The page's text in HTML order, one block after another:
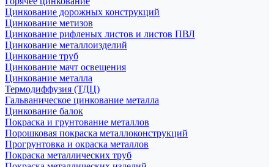
Цинкование дорожных конструкций
Цинкование метизов
Цинкование рифленых листов и листов ПВЛ
Цинкование металлоизделий
Цинкование труб
Цинкование мачт освещения
Цинкование металла
Термодиффузия (ТДЦ)
Гальваническое цинкование металла
Цинкование балок
Покраска и грунтование металлов
Порошковая покраска металлоконструкций
Прогрунтовка и окраска металлов
Покраска металлических труб